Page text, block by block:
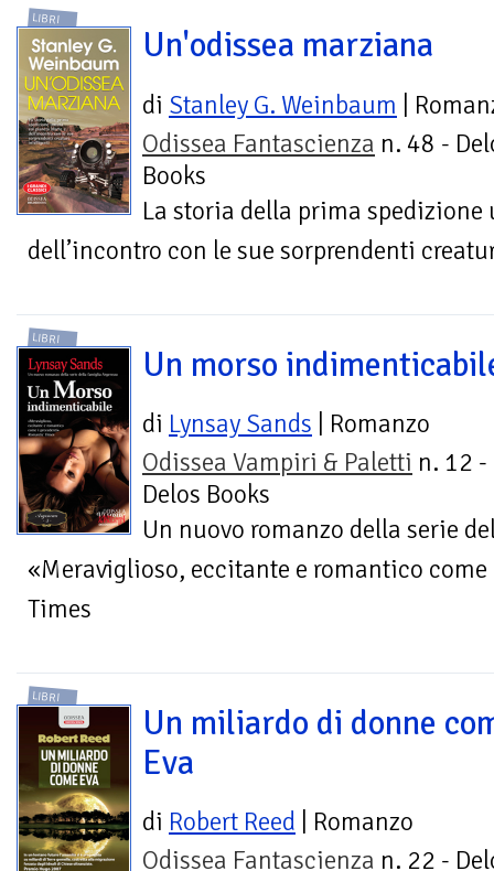
LIBRI
Un'odissea marziana
di Stanley G. Weinbaum |
Odissea Fantascienza n. 48 -
Books
La storia della prima
dell’incontro con le sue sorprendenti
LIBRI
Un morso
di Lynsay Sands | Romanzo
Odissea Vampiri & Paletti n. 12 -
Delos Books
Un nuovo romanzo della serie
«Meraviglioso, eccitante e romantico
Times
LIBRI
Un miliardo di donne
Eva
di Robert Reed | Romanzo
Odissea Fantascienza n. 22 -